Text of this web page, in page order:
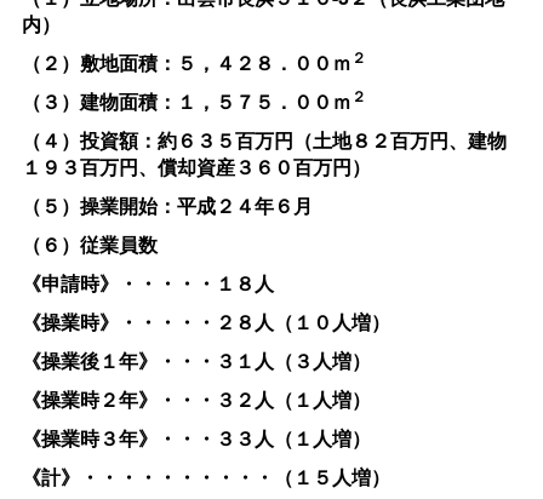
内）
（２）敷地面積：５，４２８．００ｍ ２
（３）建物面積：１，５７５．００ｍ ２
（４）投資額： 約６３５百万円（土地８２百万円、 建物
１９３百万円、 償却資産３６０百万円）
（５）操業開始：平成２４年６月
（６）従業員数
《申請時》・・・・・１８人
《操業時》・・・・・２８人（１０人増）
《操業後１年》・・・３１人（３人増）
《操業時２年》・・・３２人（１人増）
《操業時３年》・・・３３人（１人増）
《計》・・・・・・・・・・（１５人増）